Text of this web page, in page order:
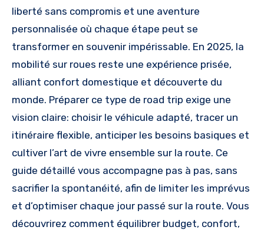
liberté sans compromis et une aventure
personnalisée où chaque étape peut se
transformer en souvenir impérissable. En 2025, la
mobilité sur roues reste une expérience prisée,
alliant confort domestique et découverte du
monde. Préparer ce type de road trip exige une
vision claire: choisir le véhicule adapté, tracer un
itinéraire flexible, anticiper les besoins basiques et
cultiver l’art de vivre ensemble sur la route. Ce
guide détaillé vous accompagne pas à pas, sans
sacrifier la spontanéité, afin de limiter les imprévus
et d’optimiser chaque jour passé sur la route. Vous
découvrirez comment équilibrer budget, confort,